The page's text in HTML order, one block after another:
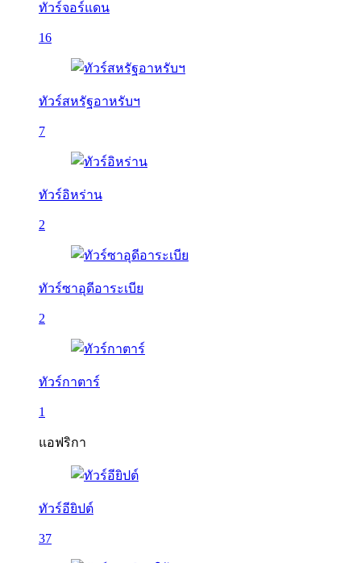
ทัวร์จอร์แดน
16
ทัวร์สหรัฐอาหรับฯ
7
ทัวร์อิหร่าน
2
ทัวร์ซาอุดีอาระเบีย
2
ทัวร์กาตาร์
1
แอฟริกา
ทัวร์อียิปต์
37